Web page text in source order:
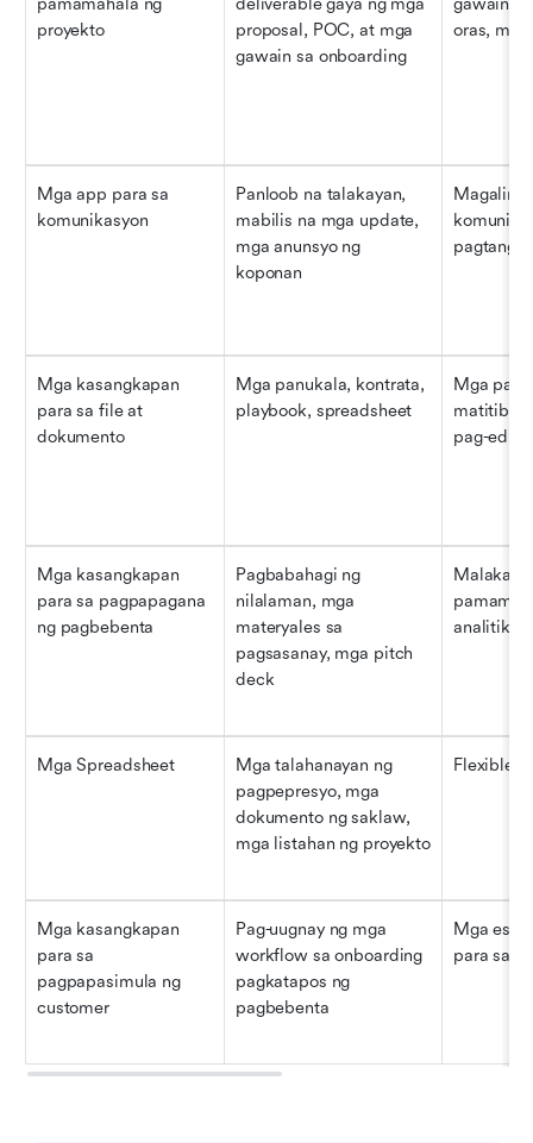
pamamahala ng
proyekto
deliverable gaya ng mga
proposal, POC, at mga
gawain sa onboarding
gawain,
oras,
Mga app para sa
komunikasyon
Panloob na talakayan,
mabilis na mga update,
mga anunsyo ng
koponan
Magaling
Mga kasangkapan
para sa file at
dokumento
Mga panukala, kontrata,
playbook, spreadsheet
Mga
matitibay
pag-edit
Mga kasangkapan
para sa pagpapagana
ng pagbebenta
Pagbabahagi ng
nilalaman, mga
materyales sa
pagsasanay, mga pitch
deck
Malakas
analitika
Mga Spreadsheet
Mga talahanayan ng
pagpepresyo, mga
dokumento ng saklaw,
mga listahan ng proyekto
Flexible,
Mga kasangkapan
para sa
pagpapasimula ng
customer
Pag-uugnay ng mga
workflow sa onboarding
pagkatapos ng
pagbebenta
Mga
para sa